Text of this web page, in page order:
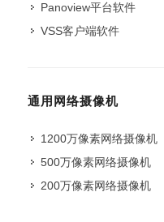
Panoview平台软件
VSS客户端软件
通用网络摄像机
1200万像素网络摄像机
500万像素网络摄像机
200万像素网络摄像机